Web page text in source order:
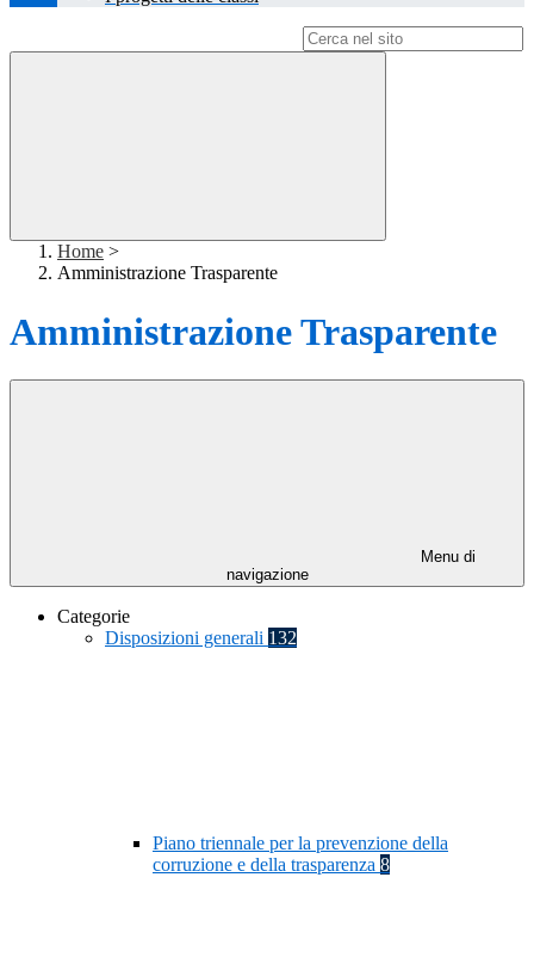
Home >
Amministrazione Trasparente
Amministrazione Trasparente
Menu di
navigazione
Categorie
Disposizioni generali 132
Piano triennale per la prevenzione della
corruzione e della trasparenza 8